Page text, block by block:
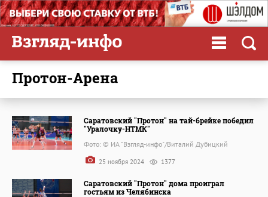
Протон-Арена
Саратовский "Протон" на тай-брейке победил
"Уралочку-НТМК"
Фото: © ИА "Взгляд-инфо"/Виталий Дубицкий
25 ноября 2024 1377
Саратовский "Протон" дома проиграл
гостьям из Челябинска